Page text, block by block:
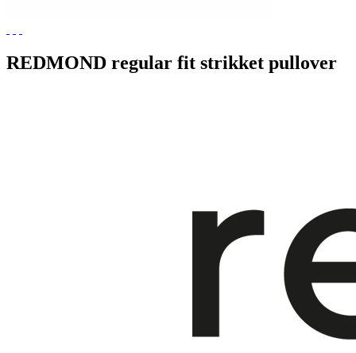
REDMOND regular fit strikket pullover